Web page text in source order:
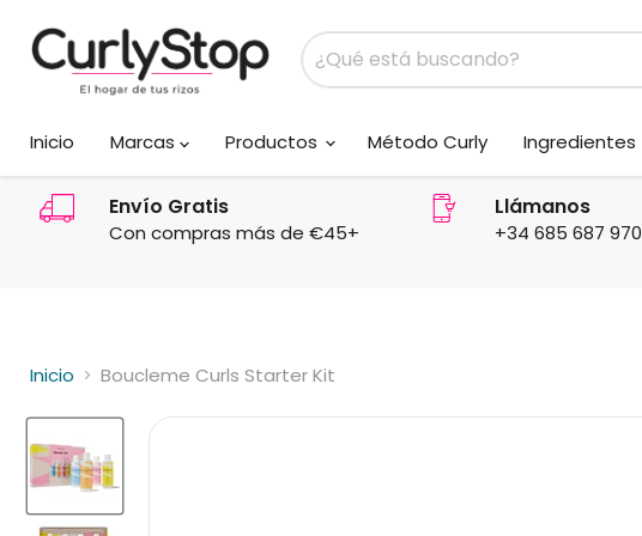
Inicio
Marcas Productos Método Curly Ingredientes
Envío Gratis
Con compras más de €45+
Llámanos
+34 685 687 970
Inicio Boucleme Curls Starter Kit